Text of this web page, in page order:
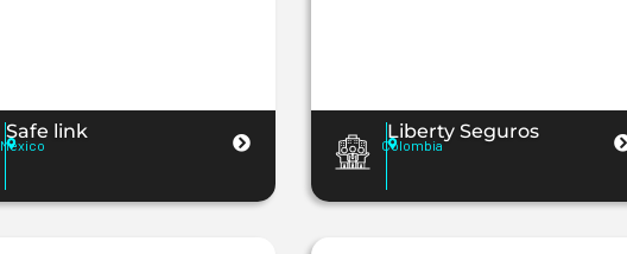
Safe link
Mexico
Liberty Seguros
Colombia